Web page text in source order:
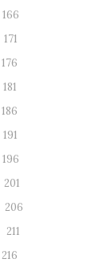
166
171
176
181
186
191
196
201
206
211
216